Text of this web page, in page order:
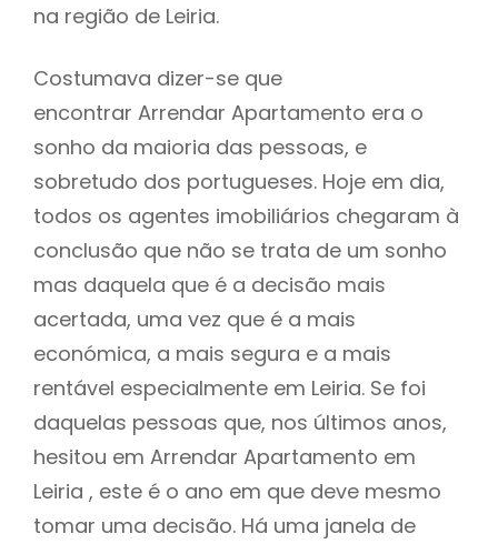
na região de Leiria.
Costumava dizer-se que
encontrar Arrendar Apartamento era o
sonho da maioria das pessoas, e
sobretudo dos portugueses. Hoje em dia,
todos os agentes imobiliários chegaram à
conclusão que não se trata de um sonho
mas daquela que é a decisão mais
acertada, uma vez que é a mais
económica, a mais segura e a mais
rentável especialmente em Leiria. Se foi
daquelas pessoas que, nos últimos anos,
hesitou em Arrendar Apartamento em
Leiria , este é o ano em que deve mesmo
tomar uma decisão. Há uma janela de